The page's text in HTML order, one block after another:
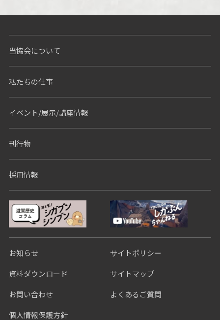
当協会について
私たちの仕事
イベント/展示/講座情報
刊行物
採用情報
お知らせ
サイトポリシー
資料ダウンロード
サイトマップ
お問い合わせ
よくあるご質問
個人情報保護方針